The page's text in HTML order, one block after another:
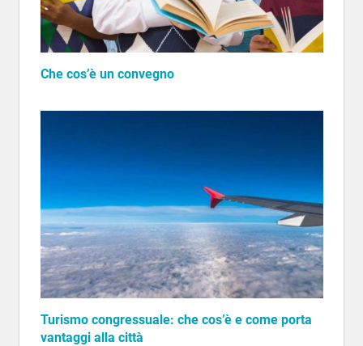
Che cos’è un convegno
Turismo congressuale: che cos’è e come porta
vantaggi alla città